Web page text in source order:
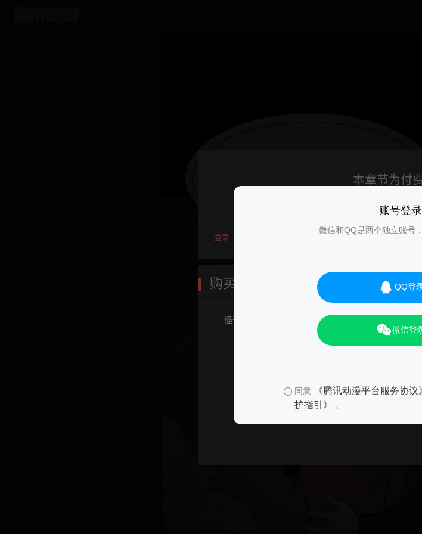
账号登录
微信和QQ是两个独立账号
QQ登
微信登
同意 《腾讯动漫平台服务协议》
护指引》
。